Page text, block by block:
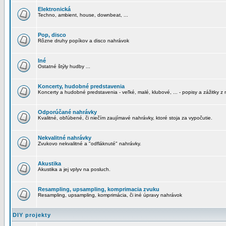
Elektronická
Techno, ambient, house, downbeat, ...
Pop, disco
Rôzne druhy popíkov a disco nahrávok
Iné
Ostatné štýly hudby ...
Koncerty, hudobné predstavenia
Koncerty a hudobné predstavenia - veľké, malé, klubové, ... - popisy a zážitky z
Odporúčané nahrávky
Kvalitné, obľúbené, či niečím zaujímavé nahrávky, ktoré stoja za vypočutie.
Nekvalitné nahrávky
Zvukovo nekvalitné a "odfláknuté" nahrávky.
Akustika
Akustika a jej vplyv na posluch.
Resampling, upsampling, komprimacia zvuku
Resampling, upsampling, komprimácia, či iné úpravy nahrávok
DIY projekty